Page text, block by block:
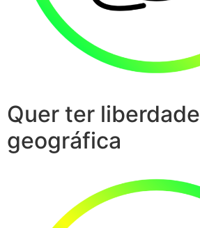
Quer ter liberdade
geográfica